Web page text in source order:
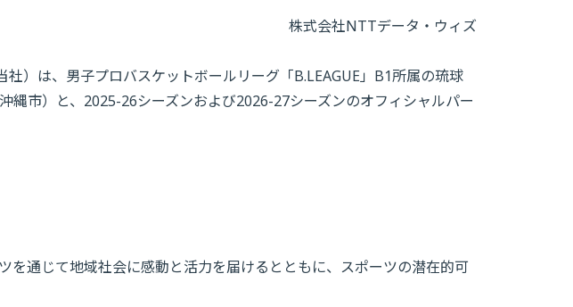
株式会社NTTデータ・ウィズ
）は、男子プロバスケットボールリーグ「B.LEAGUE」B1所属の琉球
市）と、2025-26シーズンおよび2026-27シーズンのオフィシャルパー
通じて地域社会に感動と活力を届けるとともに、スポーツの潜在的可